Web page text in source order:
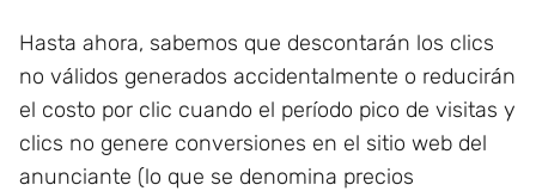
Hasta ahora, sabemos que descontarán los clics
no válidos generados accidentalmente o reducirán
el costo por clic cuando el período pico de visitas y
clics no genere conversiones en el sitio web del
anunciante (lo que se denomina precios